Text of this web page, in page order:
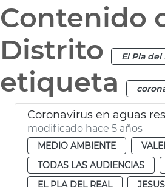
Contenido
Distrito
El Pla del
etiqueta
Coronavirus en aguas
modificado hace 5 años
MEDIO AMBIENTE
TODAS LAS AUDIENCIAS
EL PLA DEL REAL
JESUS